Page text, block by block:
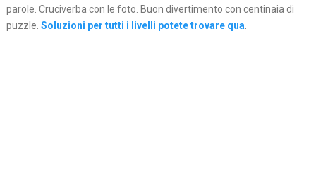
parole. Cruciverba con le foto. Buon divertimento con centinaia di
puzzle. Soluzioni per tutti i livelli potete trovare qua.